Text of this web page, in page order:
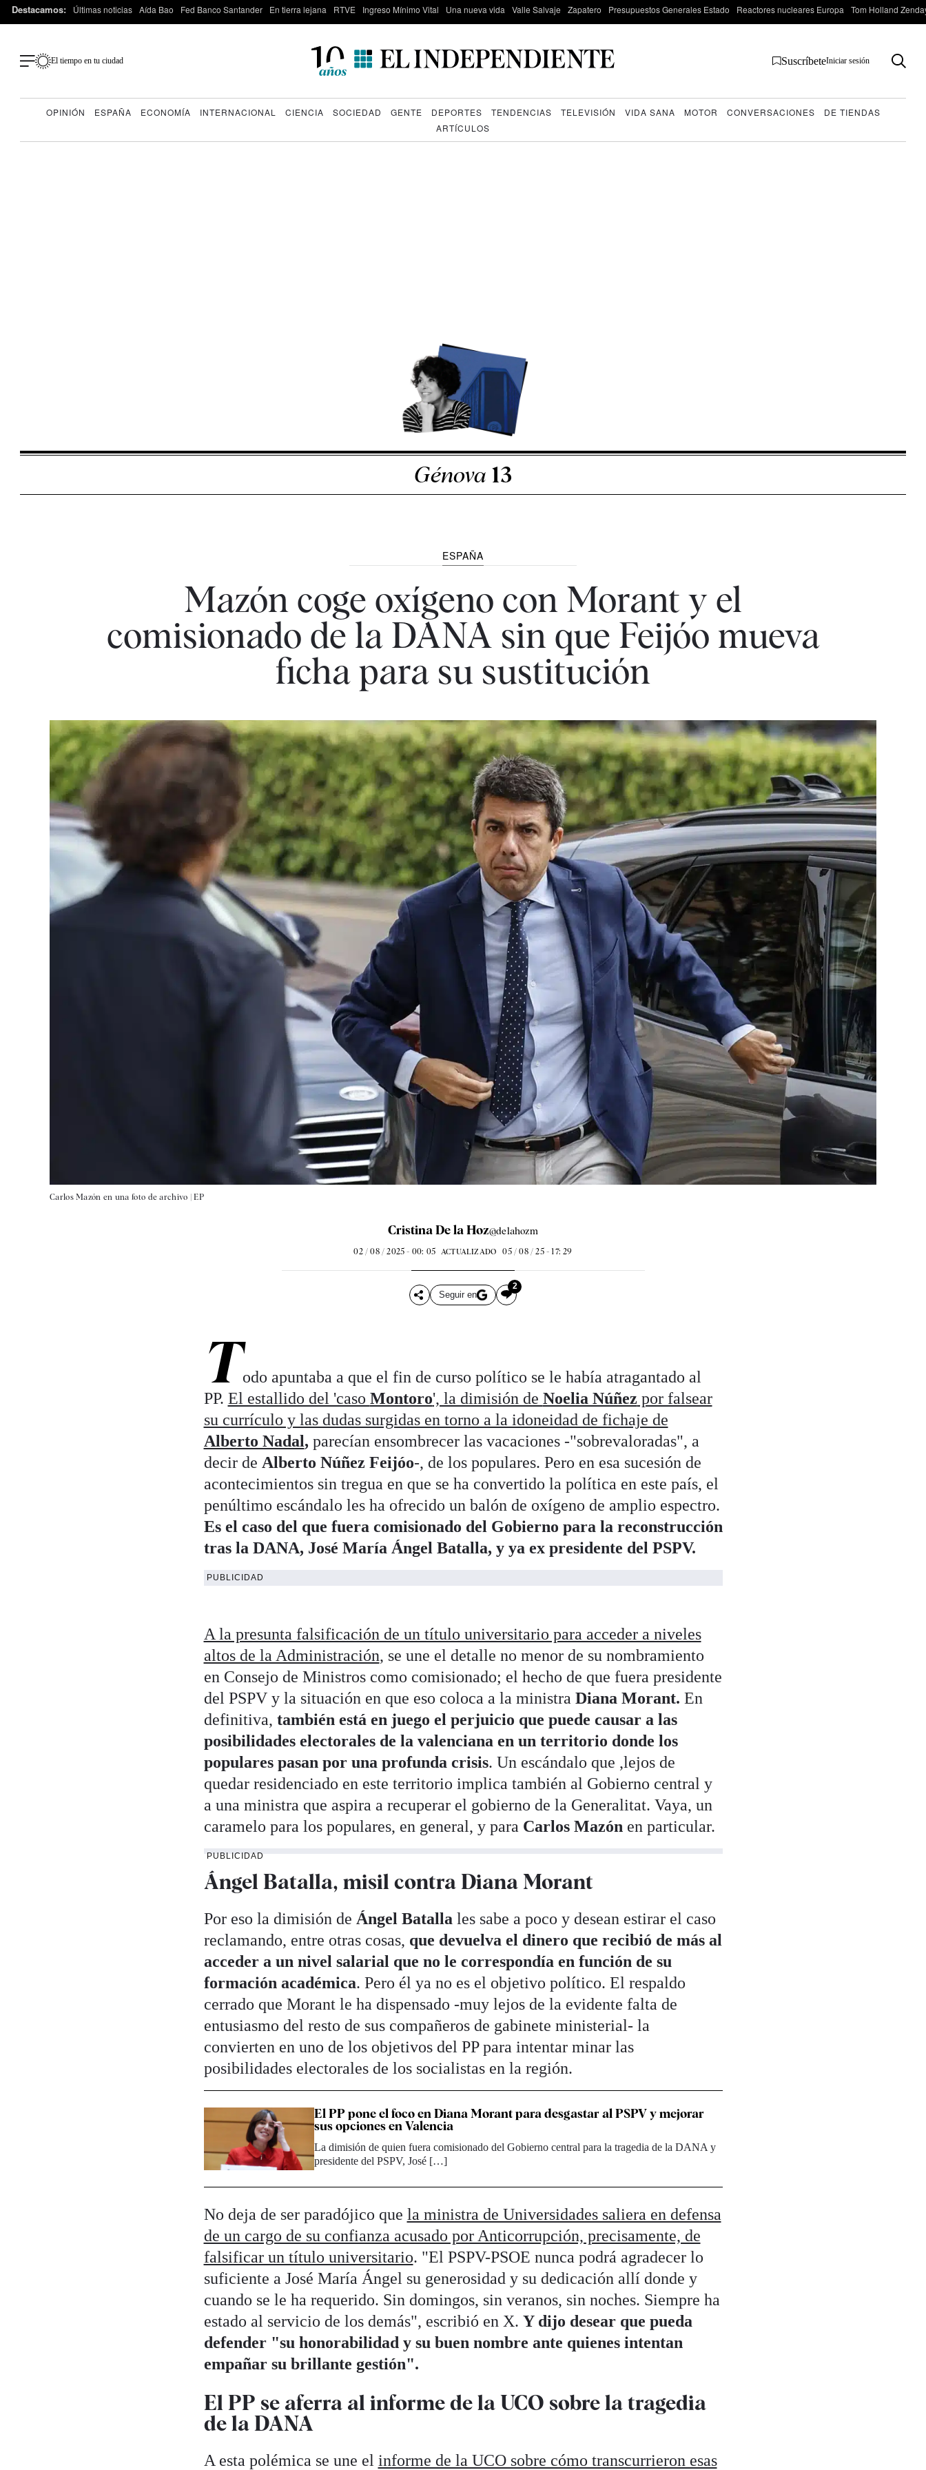
Destacamos: Últimas noticias Aída Bao Fed Banco Santander En tierra lejana RTVE Ingreso Mínimo Vital Una nueva vida Valle Salvaje Zapatero Presupuestos Generales Estado Reactores nucleares Europa Tom Holland
El tiempo en tu ciudad SuscríbeteIniciar sesión
OPINIÓN ESPAÑA ECONOMÍA INTERNACIONAL CIENCIA SOCIEDAD GENTE DEPORTES TENDENCIAS TELEVISIÓN VIDA SANA MOTOR CONVERSACIONES
DE TIENDAS
ARTÍCULOS
Génova 13
ESPAÑA
Mazón coge oxígeno con Morant y el
comisionado de la DANA sin que Feijóo mueva
ficha para su sustitución
Carlos Mazón en una foto de archivo |EP
Cristina De la Hoz@delahozm
02 / 08 / 2025 - 00: 05 ACTUALIZADO 05 / 08 / 25 - 17: 29
Seguir en
2
Todo apuntaba a que el fin de curso político se le había atragantado al
PP. El estallido del 'caso Montoro', la dimisión de Noelia Núñez por falsear
su currículo y las dudas surgidas en torno a la idoneidad de fichaje de
Alberto Nadal, parecían ensombrecer las vacaciones -"sobrevaloradas", a
decir de Alberto Núñez Feijóo-, de los populares. Pero en esa sucesión de
acontecimientos sin tregua en que se ha convertido la política en este país, el
penúltimo escándalo les ha ofrecido un balón de oxígeno de amplio espectro.
Es el caso del que fuera comisionado del Gobierno para la reconstrucción
tras la DANA, José María Ángel Batalla, y ya ex presidente del PSPV.
PUBLICIDAD
A la presunta falsificación de un título universitario para acceder a niveles
altos de la Administración, se une el detalle no menor de su nombramiento
en Consejo de Ministros como comisionado; el hecho de que fuera presidente
del PSPV y la situación en que eso coloca a la ministra Diana Morant. En
definitiva, también está en juego el perjuicio que puede causar a las
posibilidades electorales de la valenciana en un territorio donde los
populares pasan por una profunda crisis. Un escándalo que ,lejos de
quedar residenciado en este territorio implica también al Gobierno central y
a una ministra que aspira a recuperar el gobierno de la Generalitat. Vaya, un
caramelo para los populares, en general, y para Carlos Mazón en particular.
PUBLICIDAD
Ángel Batalla, misil contra Diana Morant
Por eso la dimisión de Ángel Batallales sabe a poco y desean estirar el caso
reclamando, entre otras cosas, que devuelva el dinero que recibió de más al
acceder a un nivel salarial que no le correspondía en función de su
formación académica. Pero él ya no es el objetivo político. El respaldo
cerrado que Morant le ha dispensado -muy lejos de la evidente falta de
entusiasmo del resto de sus compañeros de gabinete ministerial- la
convierten en uno de los objetivos del PP para intentar minar las
posibilidades electorales de los socialistas en la región.
El PP pone el foco en Diana Morant para desgastar al PSPV y mejorar
sus opciones en Valencia
La dimisión de quien fuera comisionado del Gobierno central para la tragedia de la DANA y
presidente del PSPV, José […]
No deja de ser paradójico que la ministra de Universidades saliera en defensa
de un cargo de su confianza acusado por Anticorrupción, precisamente, de
falsificar un título universitario. "El PSPV-PSOE nunca podrá agradecer lo
suficiente a José María Ángel su generosidad y su dedicación allí donde y
cuando se le ha requerido. Sin domingos, sin veranos, sin noches. Siempre ha
estado al servicio de los demás", escribió en X. Y dijo desear que pueda
defender "su honorabilidad y su buen nombre ante quienes intentan
empañar su brillante gestión".
El PP se aferra al informe de la UCO sobre la tragedia
de la DANA
A esta polémica se une el informe de la UCO sobre cómo transcurrieron esas